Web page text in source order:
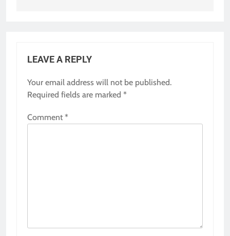
LEAVE A REPLY
Your email address will not be published.
Required fields are marked *
Comment *